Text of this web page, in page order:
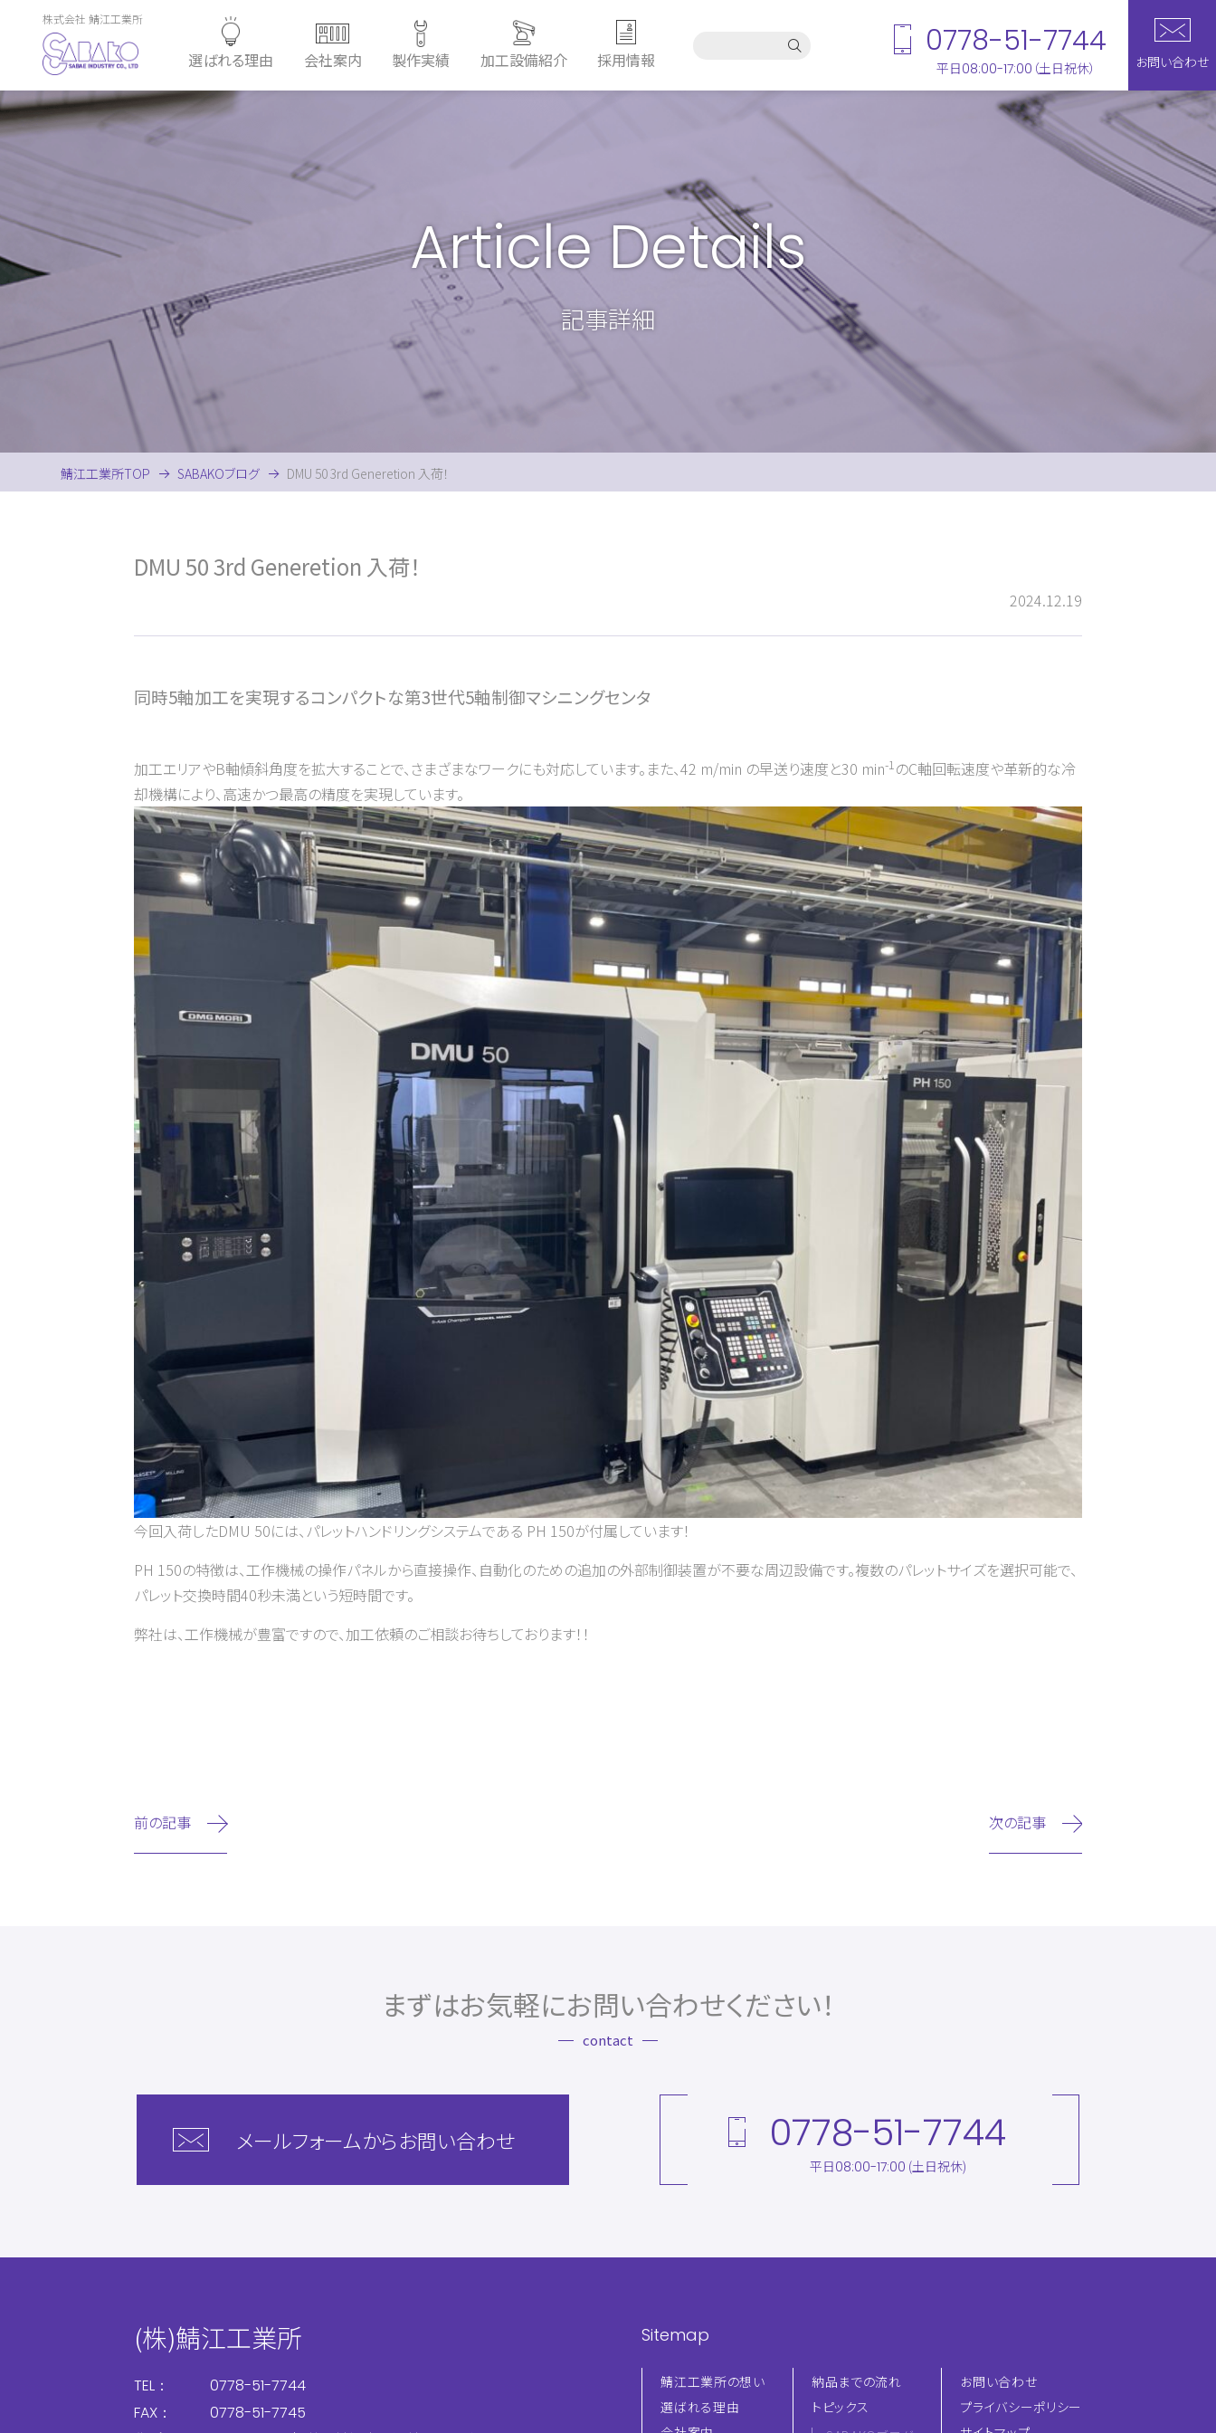
株式会社 鯖江工業所
選ばれる理由 会社案内 製作実績 加工設備紹介 採用情報 0778-51-7744
平日08:00-17:00 （土日祝休） お問い合わせ
Article Details
記事詳細
鯖江工業所TOP SABAKOブログ DMU 50 3rd Generetion 入荷！
DMU 50 3rd Generetion 入荷！
2024.12.19
同時5軸加工を実現するコンパクトな第3世代5軸制御マシニングセンタ
加工エリアやB軸傾斜角度を拡大することで、さまざまなワークにも対応しています。また、42 m/min の早送り速度と30 min-1 のC軸回転速度や革新的な冷
却機構により、高速かつ最高の精度を実現しています。
今回入荷したDMU 50には、パレットハンドリングシステムである PH 150が付属しています！
PH 150の特徴は、工作機械の操作パネルから直接操作、自動化のための追加の外部制御装置が不要な周辺設備です。複数のパレットサイズを選択可能で、
パレット交換時間40秒未満という短時間です。
弊社は、工作機械が豊富ですので、加工依頼のご相談お待ちしております！！
前の記事 次の記事
まずはお気軽にお問い合わせください！
contact
メールフォームからお問い合わせ 0778-51-7744
平日08:00-17:00 (土日祝休)
(株)鯖江工業所
TEL：
0778-51-7744
FAX：
0778-51-7745
Sitemap
鯖江工業所の想い
選ばれる理由
納品までの流れ
トピックス
お問い合わせ
プライバシーポリシー